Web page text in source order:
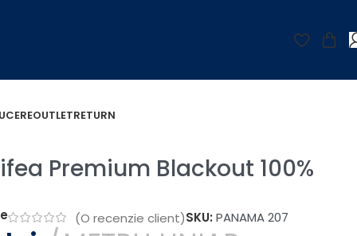
OUTLETRETURN
Premium Blackout 100%
(O recenzie client)SKU: PANAMA 207